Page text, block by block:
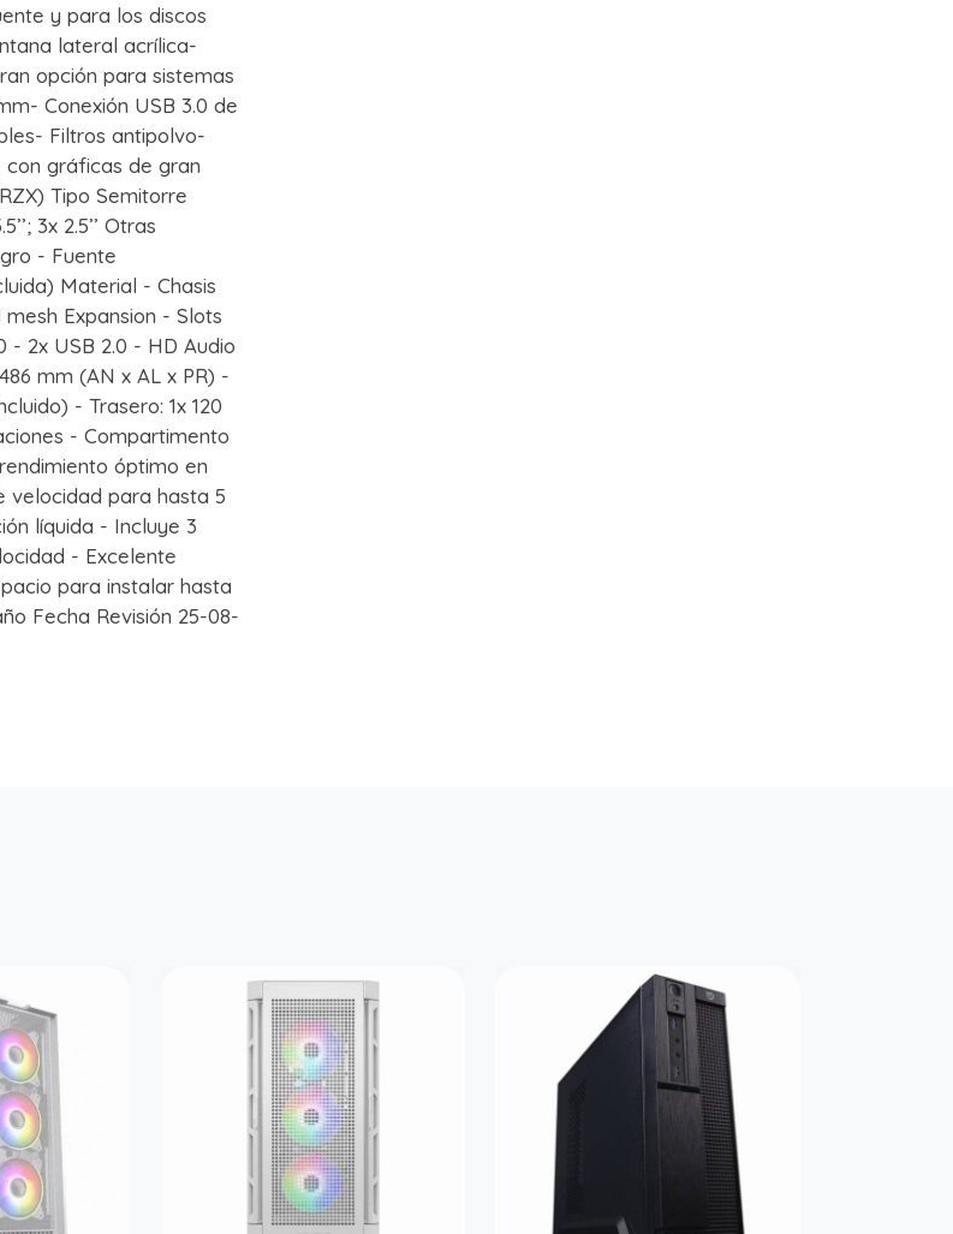
y para los discos
lateral acrílica-
opción para sistemas
Conexión USB 3.0 de
Filtros antipolvo-
gráficas de gran
Tipo Semitorre
3x 2.5’’ Otras
- Fuente
Material - Chasis
Expansion - Slots
- 2x USB 2.0 - HD Audio
mm (AN x AL x PR) -
- Trasero: 1x 120
- Compartimento
óptimo en
velocidad para hasta 5
líquida - Incluye 3
- Excelente
para instalar hasta
Fecha Revisión 25-08-